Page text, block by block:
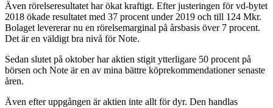
Även rörelseresultatet har ökat kraftigt. Efter justeringen för vd-bytet
2018 ökade resultatet med 37 procent under 2019 och till 124 Mkr.
Bolaget levererar nu en rörelsemarginal på årsbasis över 7 procent.
Det är en väldigt bra nivå för Note.
Sedan slutet på oktober har aktien stigit ytterligare 50 procent på
börsen och Note är en av mina bättre köprekommendationer senaste
åren.
Även efter uppgången är aktien inte allt för dyr. Den handlas